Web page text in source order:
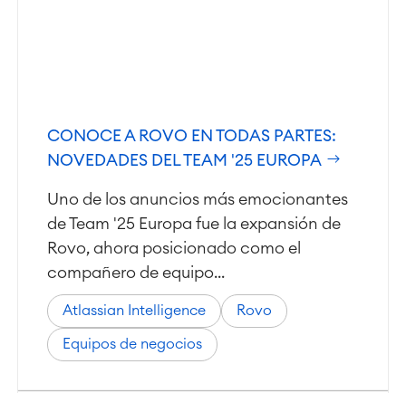
CONOCE A ROVO EN TODAS PARTES:
NOVEDADES DEL TEAM '25 EUROPA
Uno de los anuncios más emocionantes
de Team '25 Europa fue la expansión de
Rovo, ahora posicionado como el
compañero de equipo...
Atlassian Intelligence Rovo
Equipos de negocios